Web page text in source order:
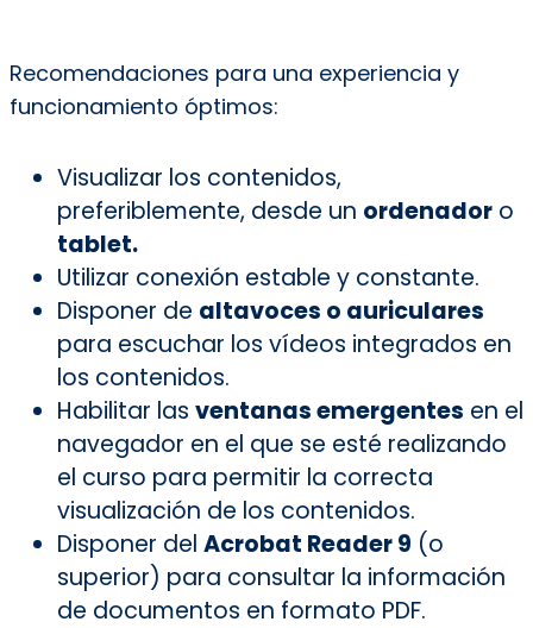
Recomendaciones para una experiencia y
funcionamiento óptimos:
Visualizar los contenidos,
preferiblemente, desde un ordenadoro
tablet.
Utilizar conexión estable y constante.
Disponer de altavoces o auriculares
para escuchar los vídeos integrados en
los contenidos.
Habilitar las ventanas emergentes en el
navegador en el que se esté realizando
el curso para permitir la correcta
visualización de los contenidos.
Disponer del Acrobat Reader 9 (o
superior) para consultar la información
de documentos en formato PDF.